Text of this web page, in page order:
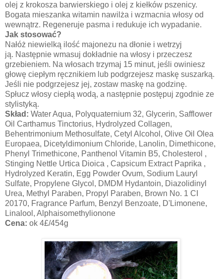
olej z krokosza barwierskiego i olej z kiełków pszenicy.
Bogata mieszanka witamin nawilża i wzmacnia włosy od
wewnątrz. Regeneruje pasma i redukuje ich wypadanie.
Jak stosować?
Nałóż niewielką ilość majonezu na dłonie i wetrzyj
ją. Następnie wmasuj dokładnie na włosy i przeczesz
grzebieniem. Na włosach trzymaj 15 minut, jeśli owiniesz
głowę ciepłym ręcznikiem lub podgrzejesz maskę suszarką.
Jeśli nie podgrzejesz jej, zostaw maskę na godzinę.
Spłucz włosy ciepłą wodą, a następnie postępuj zgodnie ze
stylistyką.
Skład: Water Aqua, Polyquaternium 32, Glycerin, Safflower
Oil Carthamus Tinctorius, Hydrolyzed Collagen,
Behentrimonium Methosulfate, Cetyl Alcohol, Olive Oil Olea
Europaea, Dicetyldimonium Chloride, Lanolin, Dimethicone,
Phenyl Trimethicone, Panthenol Vitamin B5, Cholesterol ,
Stinging Nettle Urtica Dioica , Capsicum Extract Paprika ,
Hydrolyzed Keratin, Egg Powder Ovum, Sodium Lauryl
Sulfate, Propylene Glycol, DMDM Hydantoin, Diazolidinyl
Urea, Methyl Paraben, Propyl Paraben, Brown No. 1 CI
20170, Fragrance Parfum, Benzyl Benzoate, D'Limonene,
Linalool, Alphaisomethylionone
Cena: ok 4£/454g